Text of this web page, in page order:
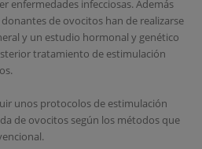
enfermedades infecciosas. Además
de ovocitos han de realizarse
y un estudio hormonal y genético
tratamiento de estimulación
unos protocolos de estimulación
de ovocitos según los métodos que